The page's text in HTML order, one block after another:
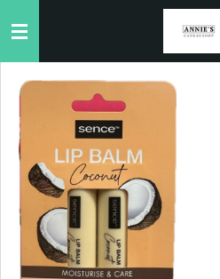
direct
naar
de
hoofdinhoud